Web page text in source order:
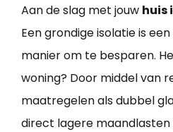
Aan de slag met jouw huis
Een grondige isolatie is
manier om te besparen.
woning? Door middel van
maatregelen als dubbel
direct lagere